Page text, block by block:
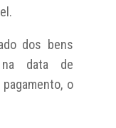
dos bens
na data de
o